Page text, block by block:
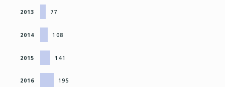
77
2013
108
2014
141
2015
195
2016